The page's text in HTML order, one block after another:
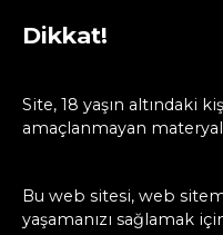
Dikkat!
Site, 18 yaşın altındaki
amaçlanmayan
Bu web sitesi, web
yaşamanızı sağlamak